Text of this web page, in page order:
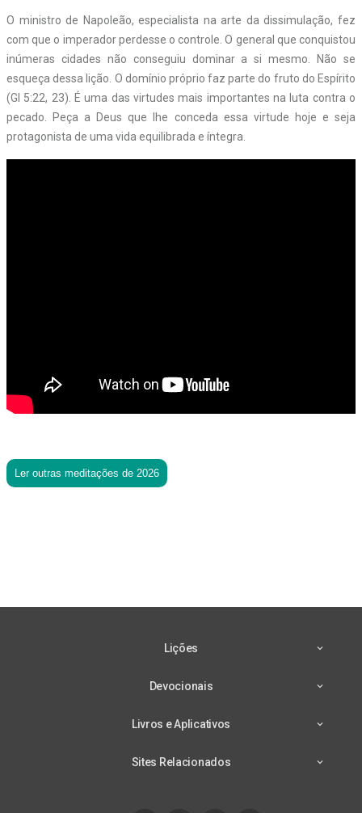
O ministro de Napoleão, especialista na arte da dissimulação, fez
com que o imperador perdesse o controle. O general que conquistou
inúmeras cidades não conseguiu dominar a si mesmo. Não se
esqueça dessa lição. O domínio próprio faz parte do fruto do Espírito
(Gl 5:22, 23). É uma das virtudes mais importantes na luta contra o
pecado. Peça a Deus que lhe conceda essa virtude hoje e seja
protagonista de uma vida equilibrada e íntegra.
Ler outras meditações de 2026
Lições
Devocionais
Livros e Aplicativos
Sites Relacionados